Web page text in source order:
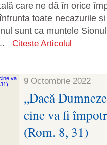
care ne dă în orice
toate necazurile
sunt ca muntele
Citeste Articolul
9 Octombrie 2022
„Dacă
cine va fi
(Rom. 8, 31)